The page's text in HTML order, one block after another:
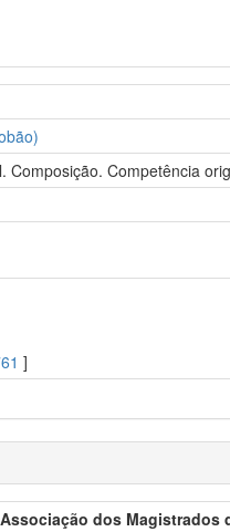
Competência
]
dos Magistrados